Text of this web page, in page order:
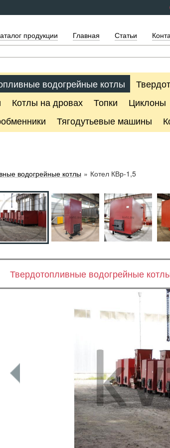
продукции Главная Статьи
водогрейные котлы
Котлы на дровах Топки Циклоны
Тягодутьевые машины
водогрейные котлы » Котел КВр-1,5
Твердотопливные водогрейные